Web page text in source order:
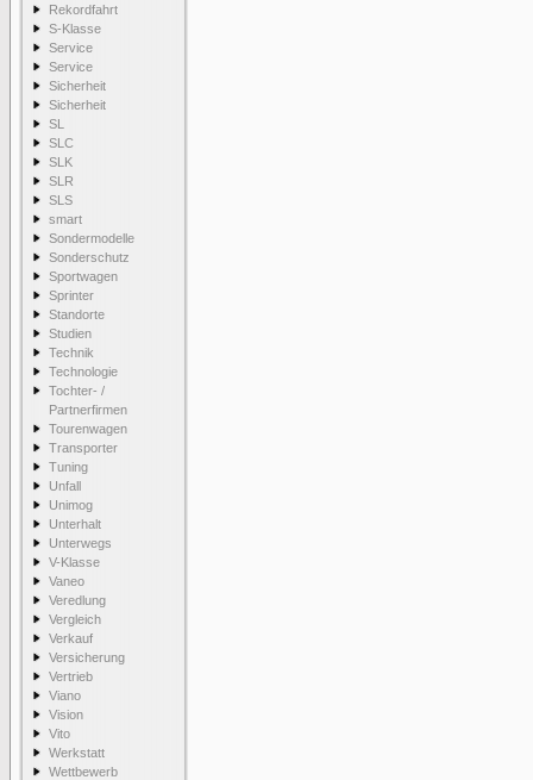
Rekordfahrt
S-Klasse
Service
Service
Sicherheit
Sicherheit
SL
SLC
SLK
SLR
SLS
smart
Sondermodelle
Sonderschutz
Sportwagen
Sprinter
Standorte
Studien
Technik
Technologie
Tochter- /
Partnerfirmen
Tourenwagen
Transporter
Tuning
Unfall
Unimog
Unterhalt
Unterwegs
V-Klasse
Vaneo
Veredlung
Vergleich
Verkauf
Versicherung
Vertrieb
Viano
Vision
Vito
Werkstatt
Wettbewerb